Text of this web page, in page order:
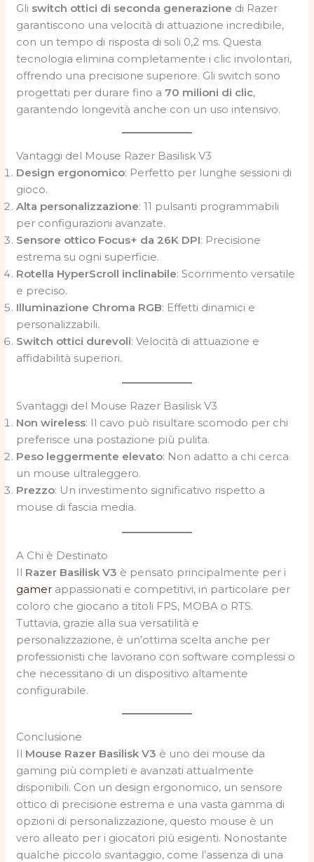
Gli switch ottici di seconda generazione di Razer
garantiscono una velocità di attuazione incredibile,
con un tempo di risposta di soli 0,2 ms. Questa
tecnologia elimina completamente i clic involontari,
offrendo una precisione superiore. Gli switch sono
progettati per durare fino a 70 milioni di clic,
garantendo longevità anche con un uso intensivo.
Vantaggi del Mouse Razer Basilisk V3
Design ergonomico: Perfetto per lunghe sessioni di
gioco.
Alta personalizzazione: 11 pulsanti programmabili
per configurazioni avanzate.
Sensore ottico Focus+ da 26K DPI: Precisione
estrema su ogni superficie.
Rotella HyperScroll inclinabile: Scorrimento versatile
e preciso.
Illuminazione Chroma RGB: Effetti dinamici e
personalizzabili.
Switch ottici durevoli: Velocità di attuazione e
affidabilità superiori.
Svantaggi del Mouse Razer Basilisk V3
Non wireless: Il cavo può risultare scomodo per chi
preferisce una postazione più pulita.
Peso leggermente elevato: Non adatto a chi cerca
un mouse ultraleggero.
Prezzo: Un investimento significativo rispetto a
mouse di fascia media.
A Chi è Destinato
Il Razer Basilisk V3 è pensato principalmente per i
gamer appassionati e competitivi, in particolare per
coloro che giocano a titoli FPS, MOBA o RTS.
Tuttavia, grazie alla sua versatilità e
personalizzazione, è un’ottima scelta anche per
professionisti che lavorano con software complessi o
che necessitano di un dispositivo altamente
configurabile.
Conclusione
Il Mouse Razer Basilisk V3 è uno dei mouse da
gaming più completi e avanzati attualmente
disponibili. Con un design ergonomico, un sensore
ottico di precisione estrema e una vasta gamma di
opzioni di personalizzazione, questo mouse è un
vero alleato per i giocatori più esigenti. Nonostante
qualche piccolo svantaggio, come l’assenza di una